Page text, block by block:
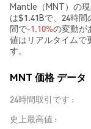
Mantle（MNT）の
は$1.41Bで、24時
間で-1.10%の変動が
値はリアルタイムで
す。
MNT 価格 データ
24時間取引です
史上最高値